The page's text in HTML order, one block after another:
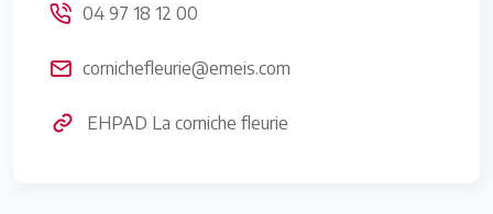
04 97 18 12 00
cornichefleurie@emeis.com
EHPAD La corniche fleurie